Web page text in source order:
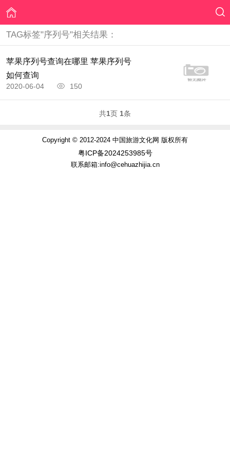
TAG标签"序列号"相关结果：
苹果序列号查询在哪里 苹果序列号
如何查询
2020-06-04 150
共1页 1条
Copyright © 2012-2024 中国旅游文化网 版权所有
粤ICP备2024253985号
联系邮箱:info@cehuazhijia.cn